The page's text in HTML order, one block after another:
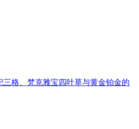
格、梵克雅宝四叶草与黄金铂金的